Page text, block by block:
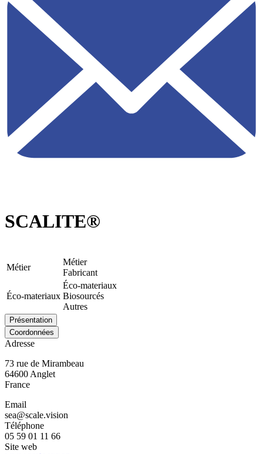
SCALITE®
Métier
Métier
Fabricant
Éco-materiaux
Éco-materiaux
Biosourcés
Autres
Présentation
Coordonnées
Adresse
73 rue de Mirambeau
64600Anglet
France
Email
sea@scale.vision
Téléphone
05 59 01 11 66
Site web